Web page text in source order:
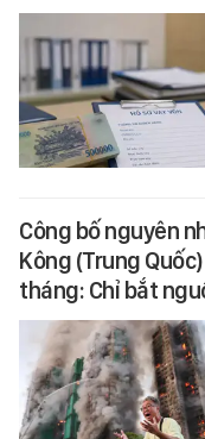
Công bố nguyên
Kông (Trung
tháng: Chỉ bắt